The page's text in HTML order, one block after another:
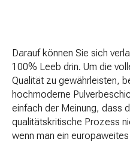
Darauf können Sie sich
100% Leeb drin. Um die
Qualität zu gewährleisten,
hochmoderne
einfach der Meinung, dass
qualitätskritische Prozess
wenn man ein